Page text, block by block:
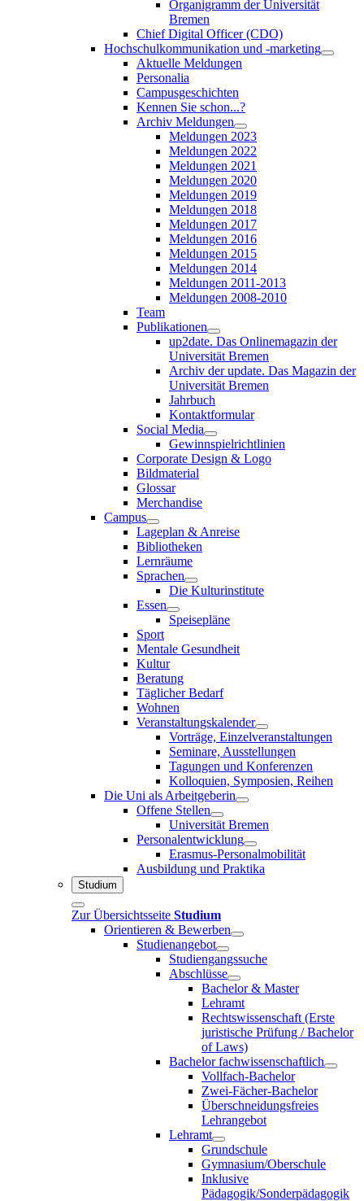
Organigramm der Universität
Bremen
Chief Digital Officer (CDO)
Hochschulkommunikation und -marketing
Aktuelle Meldungen
Personalia
Campusgeschichten
Kennen Sie schon...?
Archiv Meldungen
Meldungen 2023
Meldungen 2022
Meldungen 2021
Meldungen 2020
Meldungen 2019
Meldungen 2018
Meldungen 2017
Meldungen 2016
Meldungen 2015
Meldungen 2014
Meldungen 2011-2013
Meldungen 2008-2010
Team
Publikationen
up2date. Das Onlinemagazin der
Universität Bremen
Archiv der update. Das Magazin der
Universität Bremen
Jahrbuch
Kontaktformular
Social Media
Gewinnspielrichtlinien
Corporate Design & Logo
Bildmaterial
Glossar
Merchandise
Campus
Lageplan & Anreise
Bibliotheken
Lernräume
Sprachen
Die Kulturinstitute
Essen
Speisepläne
Sport
Mentale Gesundheit
Kultur
Beratung
Täglicher Bedarf
Wohnen
Veranstaltungskalender
Vorträge, Einzelveranstaltungen
Seminare, Ausstellungen
Tagungen und Konferenzen
Kolloquien, Symposien, Reihen
Die Uni als Arbeitgeberin
Offene Stellen
Universität Bremen
Personalentwicklung
Erasmus-Personalmobilität
Ausbildung und Praktika
Studium
Zur Übersichtsseite Studium
Orientieren & Bewerben
Studienangebot
Studiengangssuche
Abschlüsse
Bachelor & Master
Lehramt
Rechtswissenschaft (Erste
juristische Prüfung / Bachelor
of Laws)
Bachelor fachwissenschaftlich
Vollfach-Bachelor
Zwei-Fächer-Bachelor
Überschneidungsfreies
Lehrangebot
Lehramt
Grundschule
Gymnasium/Oberschule
Inklusive
Pädagogik/Sonderpädagogik